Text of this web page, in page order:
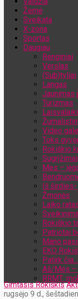
Žemė
Sveikata
X-zona
Sportas
Daugiau
Renginiai
Verslas
(Sub)tyliai
Langas
Jaunimas
Turizmas
Video
Toks
Rokiškio
Sugrįžimai
Mes –
Iš širdies-
Žmonės
Laiko
Rokiškio
Patriotai
Mano
EKO
Patirk čia…
Aš/Mes –
RRMT:
Gimtasis Rokiškis
rugsėjo 9 d.,